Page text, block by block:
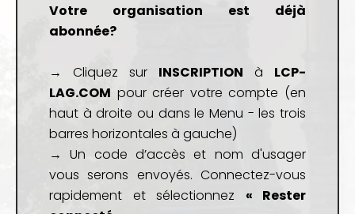
Votre organisation est déjà
abonnée?
→ Cliquez sur INSCRIPTION à LCP-
LAG.COM pour créer votre compte (en
haut à droite ou dans le Menu - les trois
barres horizontales à gauche)
→ Un code d’accès et nom d'usager
vous serons envoyés. Connectez-vous
rapidement et sélectionnez « Rester